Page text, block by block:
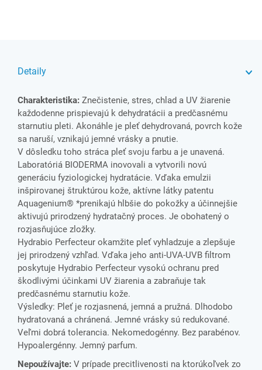
Detaily
Charakteristika: Znečistenie, stres, chlad a UV žiarenie
každodenne prispievajú k dehydratácii a predčasnému
starnutiu pleti. Akonáhle je pleť dehydrovaná, povrch kože
sa naruší, vznikajú jemné vrásky a pnutie.
V dôsledku toho stráca pleť svoju farbu a je unavená.
Laboratóriá BIODERMA inovovali a vytvorili novú
generáciu fyziologickej hydratácie. Vďaka emulzii
inšpirovanej štruktúrou kože, aktívne látky patentu
Aquagenium® *prenikajú hlbšie do pokožky a účinnejšie
aktivujú prirodzený hydratačný proces. Je obohatený o
rozjasňujúce zložky.
Hydrabio Perfecteur okamžite pleť vyhladzuje a zlepšuje
jej prirodzený vzhľad. Vďaka jeho anti-UVA-UVB filtrom
poskytuje Hydrabio Perfecteur vysokú ochranu pred
škodlivými účinkami UV žiarenia a zabraňuje tak
predčasnému starnutiu kože.
Výsledky: Pleť je rozjasnená, jemná a pružná. Dlhodobo
hydratovaná a chránená. Jemné vrásky sú redukované.
Veľmi dobrá tolerancia. Nekomedogénny. Bez parabénov.
Hypoalergénny. Jemný parfum.
Nepoužívajte: V prípade precitlivenosti na ktorúkoľvek zo